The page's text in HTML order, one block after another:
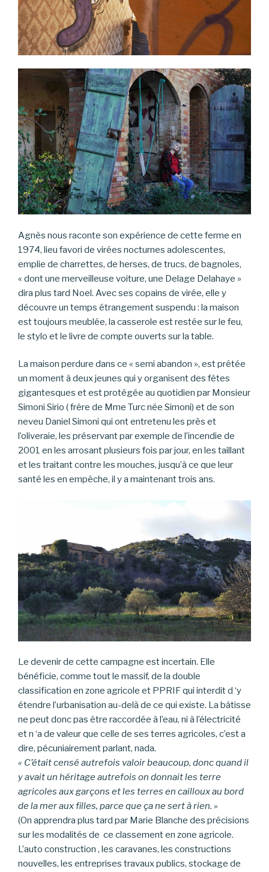
Agnès nous raconte son expérience de cette ferme en
1974, lieu favori de virées nocturnes adolescentes,
emplie de charrettes, de herses, de trucs, de bagnoles,
« dont une merveilleuse voiture, une Delage Delahaye »
dira plus tard Noel. Avec ses copains de virée, elle y
découvre un temps étrangement suspendu : la maison
est toujours meublée, la casserole est restée sur le feu,
le stylo et le livre de compte ouverts sur la table.
La maison perdure dans ce « semi abandon », est prêtée
un moment à deux jeunes qui y organisent des fêtes
gigantesques et est protégée au quotidien par Monsieur
Simoni Sirio ( frêre de Mme Turc née Simoni) et de son
neveu Daniel Simoni qui ont entretenu les près et
l’oliveraie, les préservant par exemple de l’incendie de
2001 en les arrosant plusieurs fois par jour, en les taillant
et les traitant contre les mouches, jusqu’à ce que leur
santé les en empêche, il y a maintenant trois ans.
Le devenir de cette campagne est incertain. Elle
bénéficie, comme tout le massif, de la double
classification en zone agricole et PPRIF qui interdit d ‘y
étendre l’urbanisation au-delà de ce qui existe. La bâtisse
ne peut donc pas être raccordée à l’eau, ni à l’électricité
et n ‘a de valeur que celle de ses terres agricoles, c’est a
dire, pécuniairement parlant, nada.
« C’était censé autrefois valoir beaucoup, donc quand il
y avait un héritage autrefois on donnait les terre
agricoles aux garçons et les terres en cailloux au bord
de la mer aux filles, parce que ça ne sert à rien. »
(On apprendra plus tard par Marie Blanche des précisions
sur les modalités de ce classement en zone agricole.
L’auto construction , les caravanes, les constructions
nouvelles, les entreprises travaux publics, stockage de